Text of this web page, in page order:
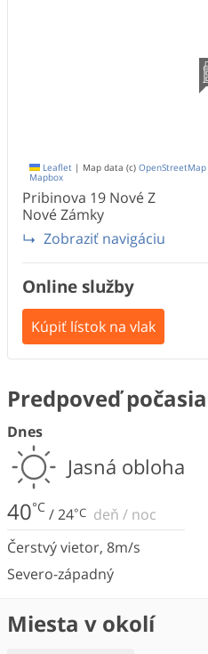
Leaflet | Map data (c) OpenStreetMap
Mapbox
Pribinova 19 NovéZ
Nové Zámky
Zobraziť navigáciu
Online služby
Kúpiť lístok na vlak
Predpoveď počasia
Dnes
Jasná obloha
40°C /24°C deň / noc
Čerstvý vietor, 8m/s
Severo-západný
Miesta v okolí